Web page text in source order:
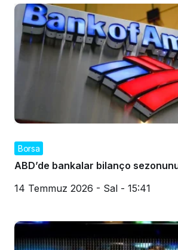
Borsa
ABD’de bankalar bilanço
14 Temmuz 2026 - Sal - 15:41